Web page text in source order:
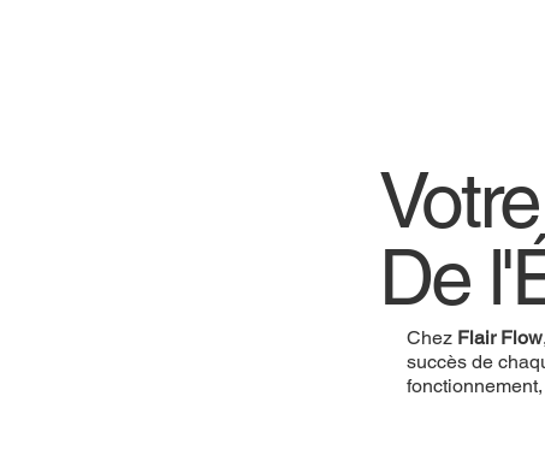
De
Chez Flair Flow
succès de